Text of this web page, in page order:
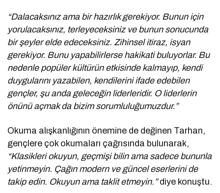
“Dalacaksınız ama bir hazırlık gerekiyor. Bunun için
yorulacaksınız, terleyeceksiniz ve bunun sonucunda
bir şeyler elde edeceksiniz. Zihinsel itiraz, isyan
gerekiyor. Bunu yapabilirlerse hakikati buluyorlar. Bu
nedenle popüler kültürün etkisinde kalmayıp, kendi
duygularını yazabilen, kendilerini ifade edebilen
gençler, şu anda geleceğin liderleridir. O liderlerin
önünü açmak da bizim sorumluluğumuzdur.”
Okuma alışkanlığının önemine de değinen Tarhan,
gençlere çok okumaları çağrısında bulunarak,
“Klasikleri okuyun, geçmişi bilin ama sadece bununla
yetinmeyin. Çağın modern ve güncel eserlerini de
takip edin. Okuyun ama taklit etmeyin.”diye konuştu.